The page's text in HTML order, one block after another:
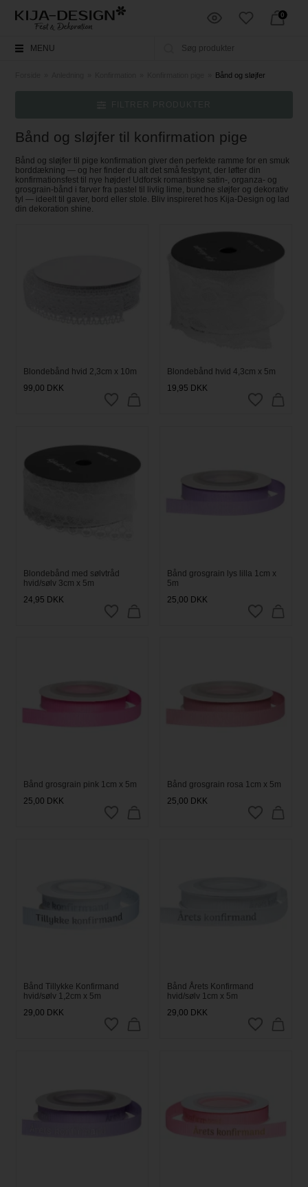
0
MENU
Bånd og sløjfer
Bånd og sløjfer til konfirmation pige
Bånd og sløjfer til pige konfirmation giver den perfekte ramme for en smuk
borddækning — og her finder du alt det små festpynt, der løfter din
konfirmationsfest til nye højder! Udforsk romantiske satin‑, organza‑ og
grosgrain‑bånd i farver fra pastel til livlig lime, bundne sløjfer og dekorativ
tyl — ideelt til gaver, bord eller stole. Bliv inspireret hos Kija‑Design og lad
din dekoration shine.
Blondebånd hvid 2,3cm x 10m
99,00 DKK
Blondebånd hvid 4,3cm x 5m
19,95 DKK
Blondebånd med sølvtråd
hvid/sølv 3cm x 5m
24,95 DKK
Bånd grosgrain lys lilla 1cm x
5m
25,00 DKK
Bånd grosgrain pink 1cm x 5m
25,00 DKK
Bånd grosgrain rosa 1cm x 5m
25,00 DKK
Bånd Tillykke Konfirmand
hvid/sølv 1,2cm x 5m
29,00 DKK
Bånd Årets Konfirmand
hvid/sølv 1cm x 5m
29,00 DKK